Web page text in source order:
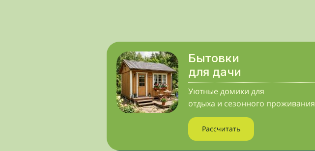
Бытовки
для дачи
Уютные домики для
отдыха и сезонного проживания
Рассчитать